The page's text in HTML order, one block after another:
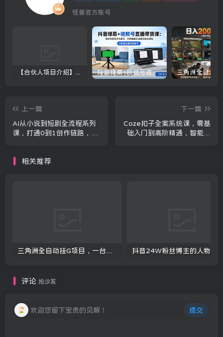
怪兽官方账号
抖音绿幕+视频号直播带货课：居家照着稿子念起号，手机电脑双场景搭建全流程
上一篇
AI从小说到短剧全流程系列
课，打通0到1创作链路，一
下一篇
Coze扣子全案系统课，零基
础入门到高阶精通，智能体
相关推荐
评论 抢沙发
欢迎您留下宝贵的见解！ 提交